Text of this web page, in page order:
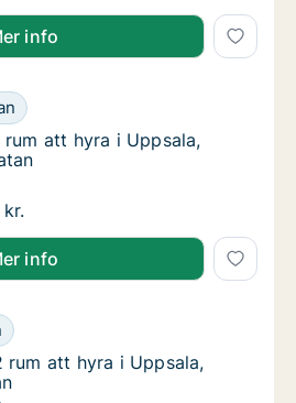
info
rum att hyra i Uppsala,
i Uppsala, Rödbetsgatan
rum att hyra i Uppsala,
rum att hyra i Uppsala,
rum att hyra i Uppsala,
info
rum att hyra i Uppsala,
i Uppsala, Murargatan
rum att hyra i Uppsala,
rum att hyra i Uppsala,